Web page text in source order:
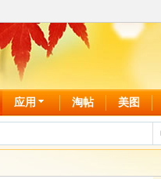
应用 淘帖 美图